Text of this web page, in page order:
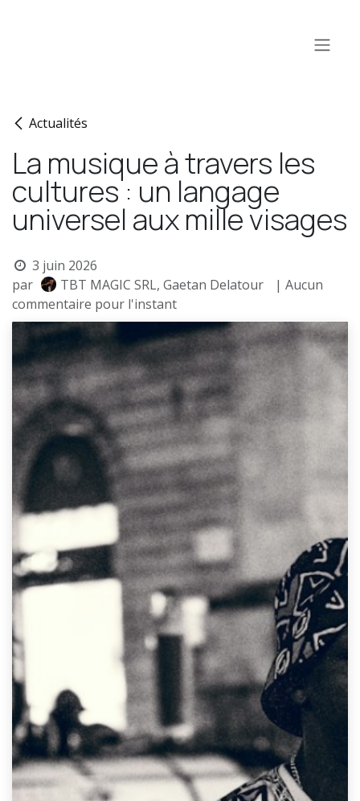
Actualités
La musique à travers les
cultures : un langage
universel aux mille visages
3 juin 2026
par
TBT MAGIC SRL, Gaetan Delatour
| Aucun
commentaire pour l'instant